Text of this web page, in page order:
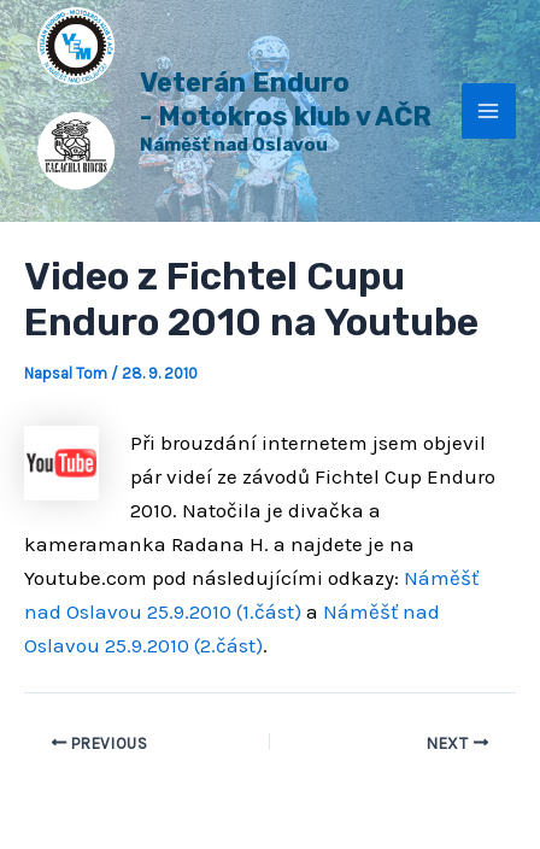
Přeskočit
na
obsah
Veterán Enduro
- Motokros klub v AČR
Náměšť nad Oslavou
Video z Fichtel Cupu
Enduro 2010 na Youtube
Napsal Tom / 28. 9. 2010
Při brouzdání internetem jsem objevil
pár videí ze závodů Fichtel Cup Enduro
2010. Natočila je divačka a
kameramanka Radana H. a najdete je na
Youtube.com pod následujícími odkazy: Náměšť
nad Oslavou 25.9.2010 (1.část) a Náměšť nad
Oslavou 25.9.2010 (2.část).
Post
navigation
PREVIOUS NEXT
H
l
e
d
a
t